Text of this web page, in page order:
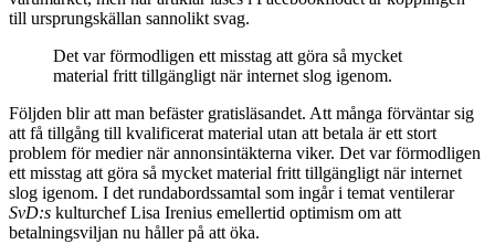
till ursprungskällan sannolikt svag.
Det var förmodligen ett misstag att göra så mycket
material fritt tillgängligt när internet slog igenom.
Följden blir att man befäster gratisläsandet. Att många förväntar sig
att få tillgång till kvalificerat material utan att betala är ett stort
problem för medier när annonsintäkterna viker. Det var förmodligen
ett misstag att göra så mycket material fritt tillgängligt när internet
slog igenom. I det rundabordssamtal som ingår i temat ventilerar
SvD:s kulturchef Lisa Irenius emellertid optimism om att
betalningsviljan nu håller på att öka.